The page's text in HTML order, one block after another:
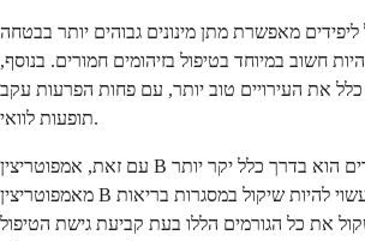
מאפשרת מתן מינונים גבוהים יותר בבטחה
חשוב במיוחד בטיפול בזיהומים חמורים. בנוסף,
את העירויים טוב יותר, עם פחות הפרעות עקב
תופעות לוואי.
עם זאת, אמפוטריצין B מורכב ליפידים הוא בדרך כלל יקר יותר
מאמפוטריצין B קונבנציונלי, מה שעשוי להיות שיקול במסגרות בריאות
את כל הגורמים הללו בעת קביעת גישת הטיפול